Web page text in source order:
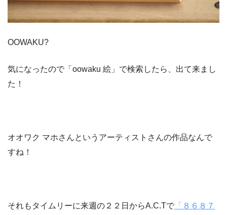
OOWAKU?
気になったので「oowaku 絵」で検索したら、出て来まし
た！
オオワク マホさんというアーティストさんの作品なんで
すね！
それもタイムリーに来週の２２日からA.C.Tで 「８６８７